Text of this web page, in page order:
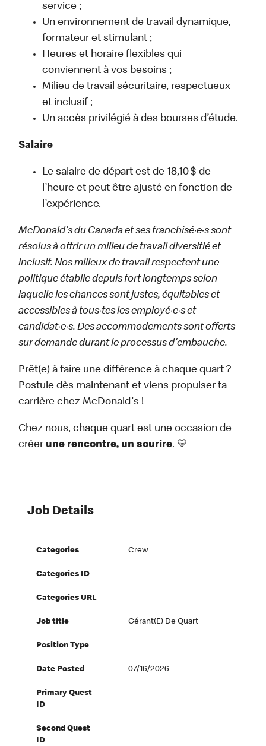
service ;
Un environnement de travail dynamique,
formateur et stimulant ;
Heures et horaire flexibles qui
conviennent à vos besoins ;
Milieu de travail sécuritaire, respectueux
et inclusif ;
Un accès privilégié à des bourses d’étude.
Salaire
Le salaire de départ est de 18,10 $ de
l’heure et peut être ajusté en fonction de
l’expérience.
McDonald's du Canada et ses franchisé·e·s sont
résolus à offrir un milieu de travail diversifié et
inclusif. Nos milieux de travail respectent une
politique établie depuis fort longtemps selon
laquelle les chances sont justes, équitables et
accessibles à tous·tes les employé·e·s et
candidat·e·s. Des accommodements sont offerts
sur demande durant le processus d'embauche.
Prêt(e) à faire une différence à chaque quart ?
Postule dès maintenant et viens propulser ta
carrière chez McDonald's !
Chez nous, chaque quart est une occasion de
créer une rencontre, un sourire. 💛
Job Details
Categories Crew
Categories ID
Categories URL
Job title Gérant(e) De Quart
Position Type
Date Posted 07/16/2026
Primary Quest
ID
Second Quest
ID